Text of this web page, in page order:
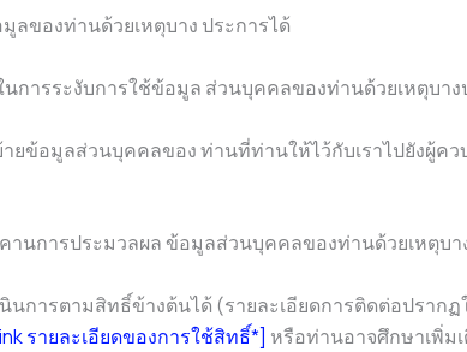
ของท่านด้วยเหตุบาง ประการได้
การระงับการใช้ข้อมูล ส่วนบุคคลของท่านด้วยเหตุบาง
ยข้อมูลส่วนบุคคลของ ท่านที่ท่านให้ไว้กับเราไปยังผู้ค
นการประมวลผล ข้อมูลส่วนบุคคลของท่านด้วยเหตุบา
การตามสิทธิ์ข้างต้นได้ (รายละเอียดการติดต่อปราก
รายละเอียดของการใช้สิทธิ์*] หรือท่านอาจศึกษาเพิ่ม